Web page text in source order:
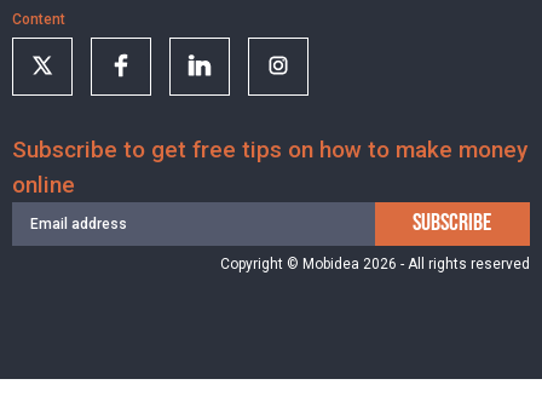
Content
Subscribe to get free tips on how to make money
online
SUBSCRIBE
Copyright © Mobidea 2026 - All rights reserved